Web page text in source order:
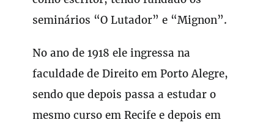
seminários “O Lutador” e “Mignon”.
No ano de 1918 ele ingressa na
faculdade de Direito em Porto Alegre,
sendo que depois passa a estudar o
mesmo curso em Recife e depois em